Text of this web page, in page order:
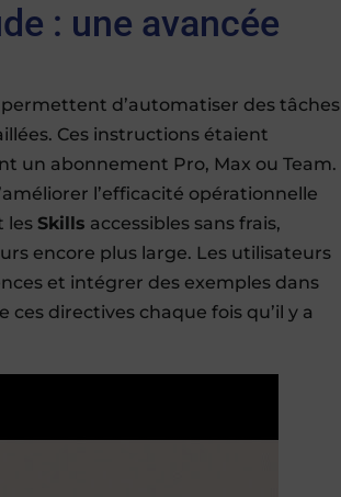
: une avancée
d’automatiser des tâches
Ces instructions étaient
un abonnement Pro, Max ou Team.
l’efficacité opérationnelle
lesSkills accessibles sans frais,
encore plus large. Les utilisateurs
et intégrer des exemples dans
directives chaque fois qu’il y a